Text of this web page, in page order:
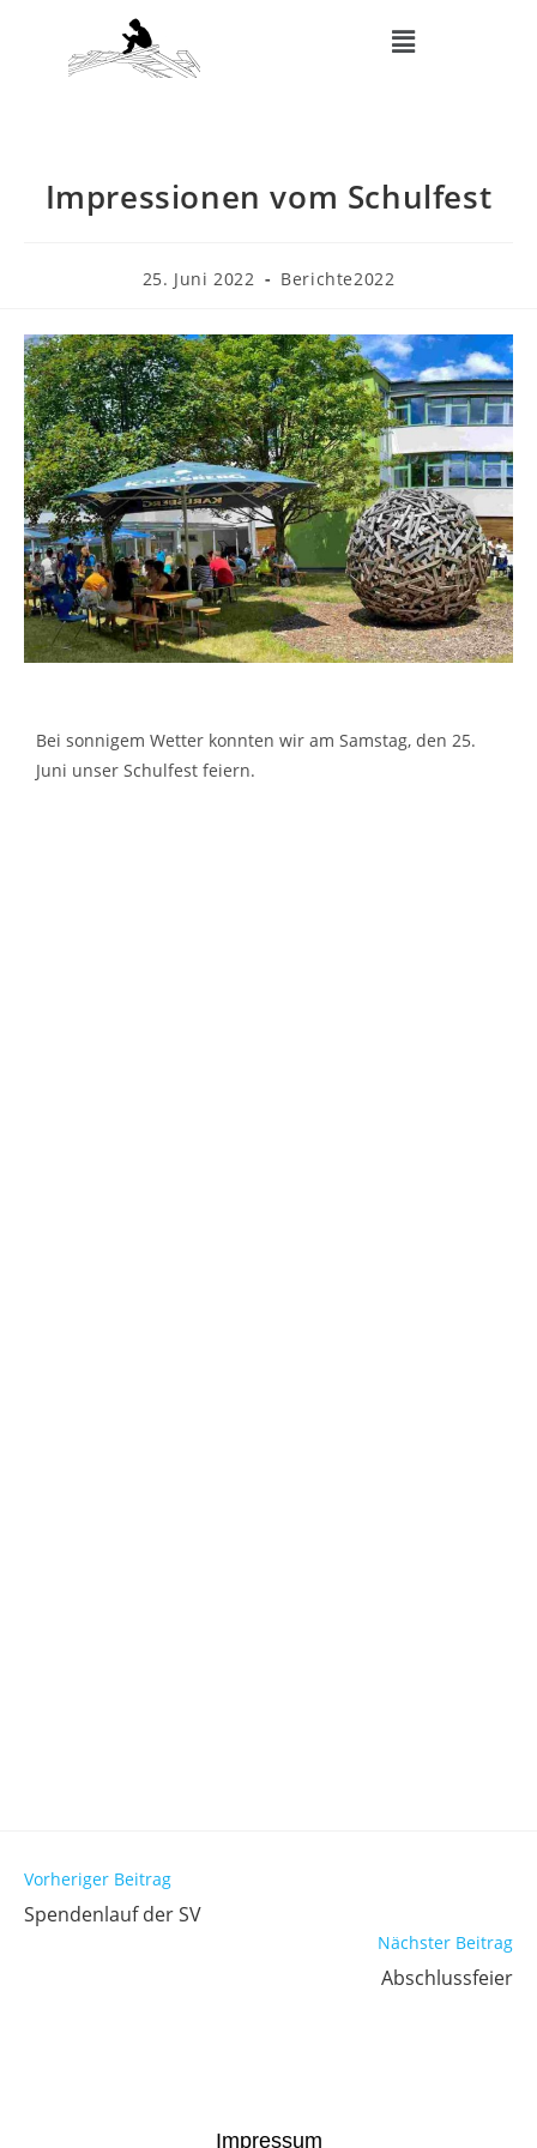
Impressionen vom Schulfest
25. Juni 2022 Berichte2022
Bei sonnigem Wetter konnten wir am Samstag, den 25.
Juni unser Schulfest feiern.
Vorheriger Beitrag
Spendenlauf der SV
Nächster Beitrag
Abschlussfeier
Impressum